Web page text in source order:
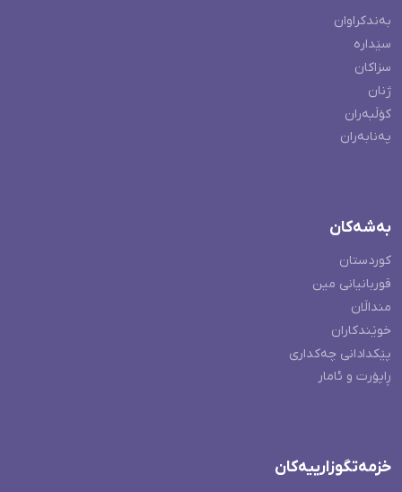
بەندکراوان
سێدارە
سزاکان
ژنان
کۆڵبەران
پەنابەران
بەشەکان
کوردستان
قوربانیانی مین
منداڵان
خوێندکاران
پێکدادانی چەکداری
ڕاپۆرت و ئامار
خزمەتگوزارییەکان